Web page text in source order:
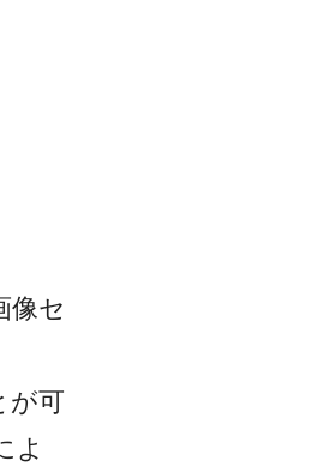
像セ
が可
よ